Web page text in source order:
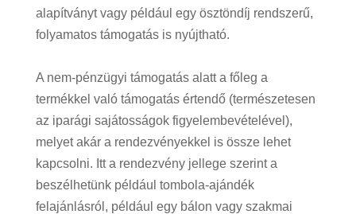
alapítványt vagy például egy ösztöndíj rendszerű,
folyamatos támogatás is nyújtható.
A nem-pénzügyi támogatás alatt a főleg a
termékkel való támogatás értendő (természetesen
az iparági sajátosságok figyelembevételével),
melyet akár a rendezvényekkel is össze lehet
kapcsolni. Itt a rendezvény jellege szerint a
beszélhetünk például tombola-ajándék
felajánlásról, például egy bálon vagy szakmai